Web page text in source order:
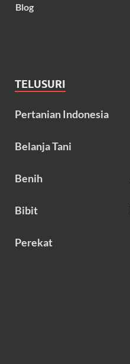
Blog
TELUSURI
Pertanian Indonesia
Belanja Tani
Benih
Bibit
Perekat